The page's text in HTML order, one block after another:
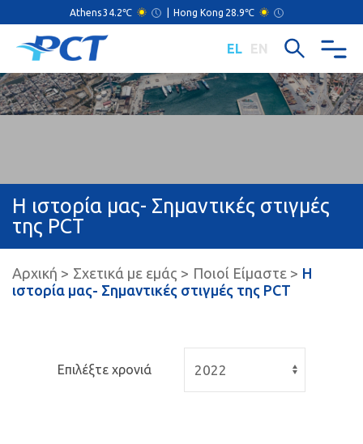
Athens34.2℃ Hong Kong 28.9℃
EL EN
Η ιστορία μας- Σημαντικές στιγμές
της PCT
Αρχική Σχετικά με εμάς Ποιοί Είμαστε
Η
ιστορία μας- Σημαντικές στιγμές της PCT
Επιλέξτε χρονιά